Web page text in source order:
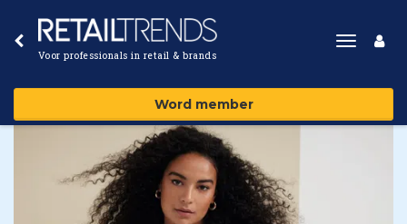
Voor professionals in retail & brands
Toggle
Word member